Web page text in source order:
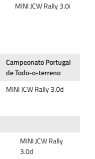
MINI JCW Rally 3.0i
Campeonato Portugal
de Todo-o-terreno
MINI JCW Rally 3.0d
MINI JCW Rally
3.0d